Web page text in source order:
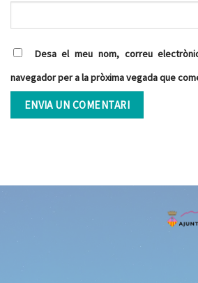
Desa el meu nom, correu
navegador per a la pròxima vegada que